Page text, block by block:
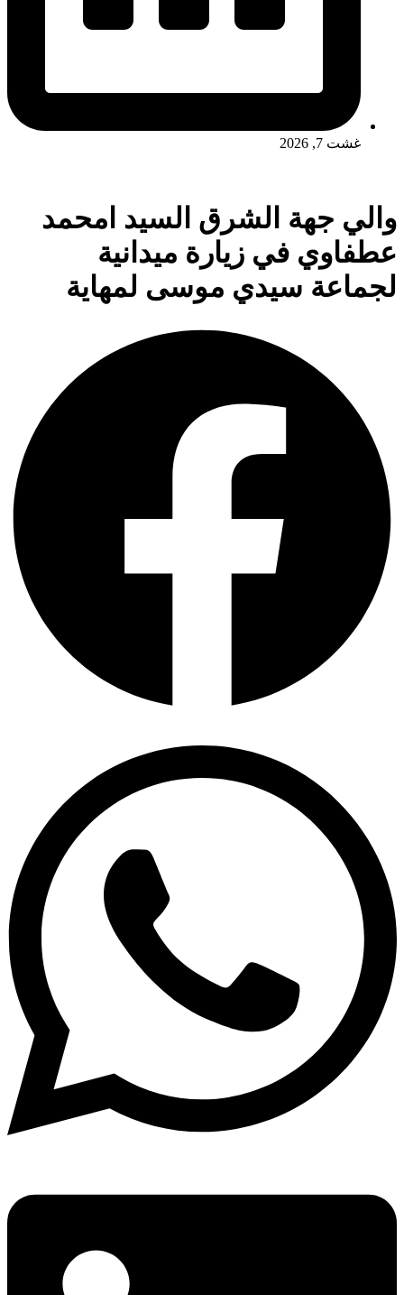
غشت 7, 2026
والي جهة الشرق السيد امحمد
عطفاوي في زيارة ميدانية
لجماعة سيدي موسى لمهاية